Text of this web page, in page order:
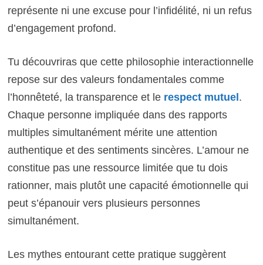
représente ni une excuse pour l’infidélité, ni un refus
d’engagement profond.
Tu découvriras que cette philosophie interactionnelle
repose sur des valeurs fondamentales comme
l’honnêteté, la transparence et le respect mutuel .
Chaque personne impliquée dans des rapports
multiples simultanément mérite une attention
authentique et des sentiments sincères. L’amour ne
constitue pas une ressource limitée que tu dois
rationner, mais plutôt une capacité émotionnelle qui
peut s’épanouir vers plusieurs personnes
simultanément.
Les mythes entourant cette pratique suggèrent